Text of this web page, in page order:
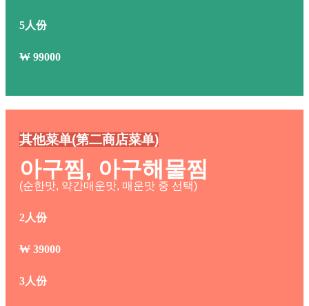
5人份
₩ 99000
其他菜单(第二商店菜单)
아구찜, 아구해물찜
(순한맛, 약간매운맛, 매운맛 중 선택)
2人份
₩ 39000
3人份